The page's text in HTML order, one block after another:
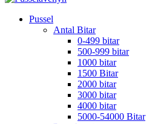
Pussel
Antal Bitar
0-499 bitar
500-999 bitar
1000 bitar
1500 Bitar
2000 bitar
3000 bitar
4000 bitar
5000-54000 Bitar